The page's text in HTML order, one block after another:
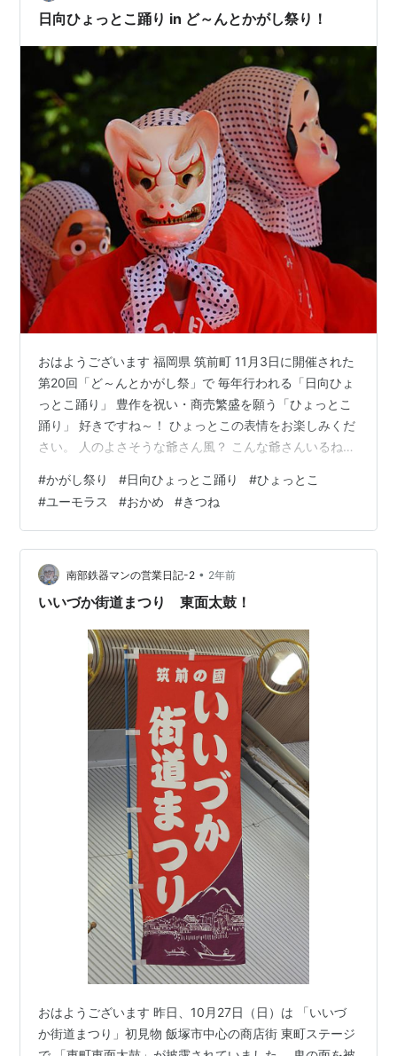
ようです。この商品も、出雲市斐川町の製造です。 なか
日向ひょっとこ踊り in ど～んとかがし祭り！
おはようございます 福岡県 筑前町 11月3日に開催された
第20回「ど～んとかがし祭」で 毎年行われる「日向ひょ
っとこ踊り」 豊作を祝い・商売繁盛を願う「ひょっとこ
踊り」 好きですね～！ ひょっとこの表情をお楽しみくだ
さい。 人のよさそうな爺さん風？ こんな爺さんいるね
て ご機嫌のジイサン？ 思わず笑ってしまう！ ちょっと
お間抜けジイサン？ 憧れのマドンナ おかめさん 婆さん
か？ 爺さんか？ 合いの手は へっほ～ へっほ～・・ ひょ
っとこ踊りの愛好会が福岡にあるので 入りたいのです
が・・・ 距離的に離れているので 厳しいね！ スミマセ
ン？…
#かがし祭り #日向ひょっとこ踊り #ひょっとこ
#ユーモラス #おかめ #きつね
南部鉄器マンの営業日記-2 • 2年前
いいづか街道まつり 東面太鼓！
おはようございます 昨日、10月27日（日）は 「いいづ
か街道まつり」初見物 飯塚市中心の商店街 東町ステージ